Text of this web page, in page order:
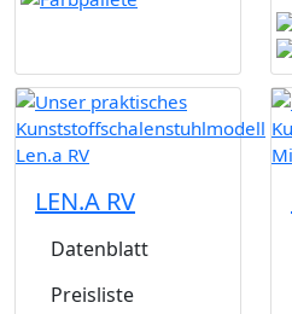
LEN.A RV
Datenblatt
Preisliste